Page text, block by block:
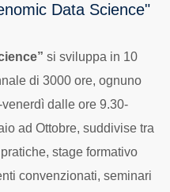
Data Science"
si sviluppa in 10
di 3000 ore, ognuno
dalle ore 9.30-
ad Ottobre, suddivise tra
stage formativo
convenzionati, seminari